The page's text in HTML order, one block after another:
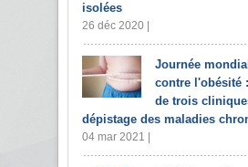
isolées
26 déc 2020 |
Journée
contre l'obésité
de trois
dépistage des maladies
04 mar 2021 |